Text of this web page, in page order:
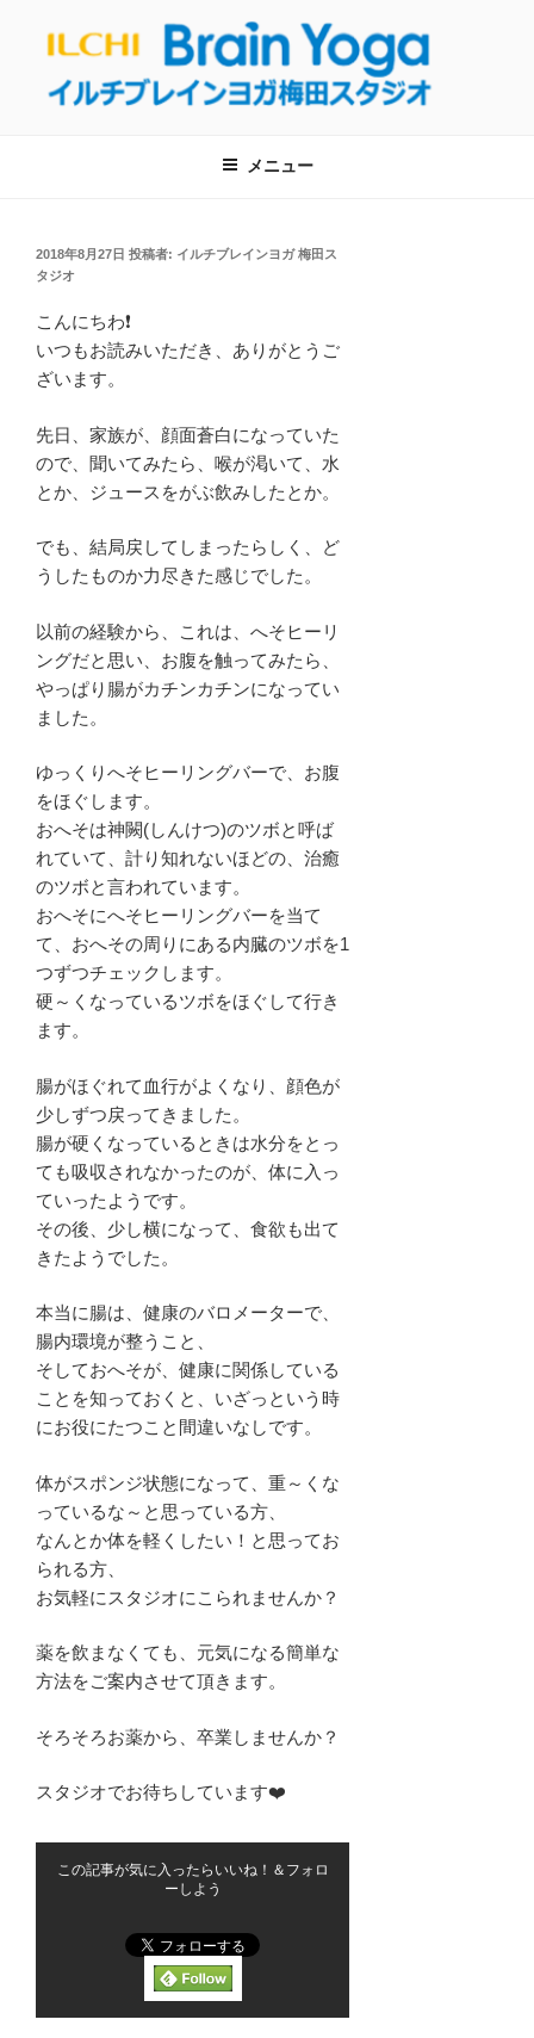
田スタジオは東梅田駅から徒歩５分！
メニュー
投
稿
2018年8月27日 投稿者: イルチブレインヨガ 梅田ス
タジオ
こんにちわ❗
いつもお読みいただき、ありがとうご
ざいます。
先日、家族が、顔面蒼白になっていた
ので、聞いてみたら、喉が渇いて、水
とか、ジュースをがぶ飲みしたとか。
でも、結局戻してしまったらしく、ど
うしたものか力尽きた感じでした。
以前の経験から、これは、へそヒーリ
ングだと思い、お腹を触ってみたら、
やっぱり腸がカチンカチンになってい
ました。
ゆっくりへそヒーリングバーで、お腹
をほぐします。
おへそは神闕(しんけつ)のツボと呼ば
れていて、計り知れないほどの、治癒
のツボと言われています。
おへそにへそヒーリングバーを当て
て、おへその周りにある内臓のツボを1
つずつチェックします。
硬～くなっているツボをほぐして行き
ます。
腸がほぐれて血行がよくなり、顔色が
少しずつ戻ってきました。
腸が硬くなっているときは水分をとっ
ても吸収されなかったのが、体に入っ
ていったようです。
その後、少し横になって、食欲も出て
きたようでした。
本当に腸は、健康のバロメーターで、
腸内環境が整うこと、
そしておへそが、健康に関係している
ことを知っておくと、いざっという時
にお役にたつこと間違いなしです。
体がスポンジ状態になって、重～くな
っているな～と思っている方、
なんとか体を軽くしたい！と思ってお
られる方、
お気軽にスタジオにこられませんか？
薬を飲まなくても、元気になる簡単な
方法をご案内させて頂きます。
そろそろお薬から、卒業しませんか？
スタジオでお待ちしています❤️
この記事が気に入ったらいいね！＆フォロ
ーしよう